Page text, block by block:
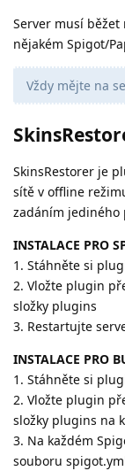
Server musí
nějakém Spigot/
Vždy mějte na
SkinsRestorer je
sítě v offline
zadáním jediného
INSTALACE PRO
1. Stáhněte si
2. Vložte plugin
složky plugins
3. Restartujte
INSTALACE PRO
1. Stáhněte si
2. Vložte plugin
složky plugins na
3. Na každém
souboru